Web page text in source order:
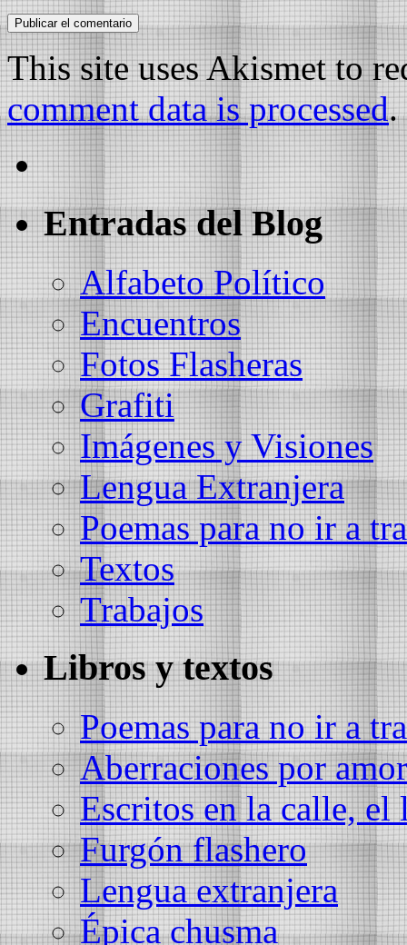
This site uses Akismet to
comment data is processed.
Entradas del Blog
Alfabeto Político
Encuentros
Fotos Flasheras
Grafiti
Imágenes y Visiones
Lengua Extranjera
Poemas para no ir a
Textos
Trabajos
Libros y textos
Poemas para no ir a
Aberraciones por amor
Escritos en la calle, el
Furgón flashero
Lengua extranjera
Épica chusma